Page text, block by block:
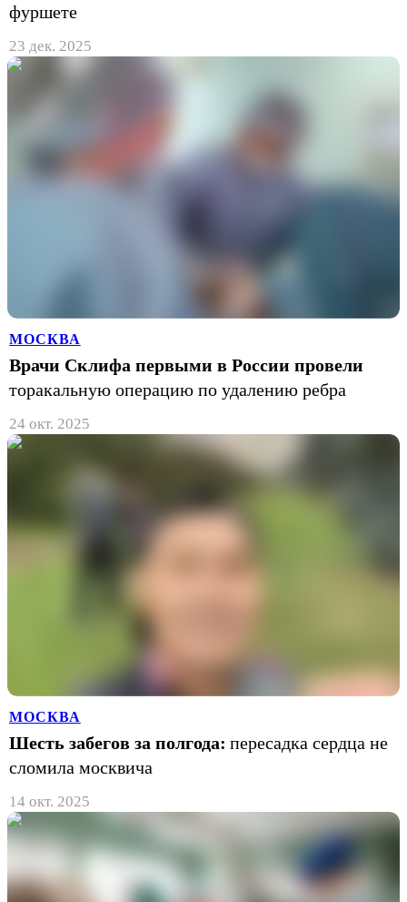
фуршете
23 дек. 2025
МОСКВА
Врачи Склифа первыми в России провели
торакальную операцию по удалению ребра
24 окт. 2025
МОСКВА
Шесть забегов за полгода: пересадка сердца не
сломила москвича
14 окт. 2025